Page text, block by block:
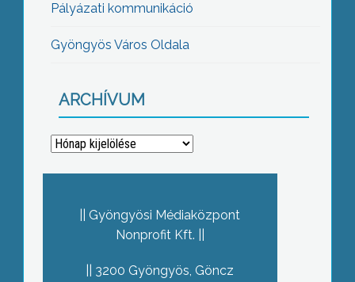
Pályázati kommunikáció
Gyöngyös Város Oldala
ARCHÍVUM
Archívum
Gyöngyösi Médiaközpont
Nonprofit Kft.
3200 Gyöngyös, Göncz